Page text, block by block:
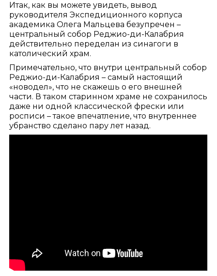
Итак, как вы можете увидеть, вывод
руководителя Экспедиционного корпуса
академика Олега Мальцева безупречен –
центральный собор Реджио-ди-Калабрия
действительно переделан из синагоги в
католический храм.
Примечательно, что внутри центральный собор
Реджио-ди-Калабрия – самый настоящий
«новодел», что не скажешь о его внешней
части. В таком старинном храме не сохранилось
даже ни одной классической фрески или
росписи – такое впечатление, что внутреннее
убранство сделано пару лет назад.